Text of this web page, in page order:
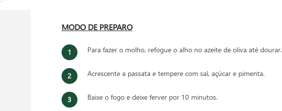
MODO DE PREPARO
Para fazer o molho, refogue o alho no azeite de oliva até dourar.
Acrescente a passata e tempere com sal, açúcar e pimenta.
Baixe o fogo e deixe ferver por 10 minutos.